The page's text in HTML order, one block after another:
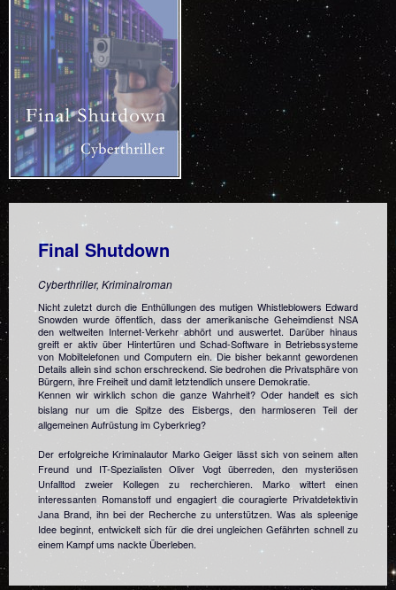
Final Shutdown
Cyberthriller, Kriminalroman
Nicht zuletzt durch die Enthüllungen des mutigen Whistleblowers Edward
Snowden wurde öffentlich, dass der amerikanische Geheimdienst NSA
den weltweiten Internet-Verkehr abhört und auswertet. Darüber hinaus
greift er aktiv über Hintertüren und Schad-Software in Betriebssysteme
von Mobiltelefonen und Computern ein. Die bisher bekannt gewordenen
Details allein sind schon erschreckend. Sie bedrohen die Privatsphäre von
Bürgern, ihre Freiheit und damit letztendlich unsere Demokratie.
Kennen wir wirklich schon die ganze Wahrheit? Oder handelt es sich
bislang nur um die Spitze des Eisbergs, den harmloseren Teil der
allgemeinen Aufrüstung im Cyberkrieg?
Der erfolgreiche Kriminalautor Marko Geiger lässt sich von seinem alten
Freund und IT-Spezialisten Oliver Vogt überreden, den mysteriösen
Unfalltod zweier Kollegen zu recherchieren. Marko wittert einen
interessanten Romanstoff und engagiert die couragierte Privatdetektivin
Jana Brand, ihn bei der Recherche zu unterstützen. Was als spleenige
Idee beginnt, entwickelt sich für die drei ungleichen Gefährten schnell zu
einem Kampf ums nackte Überleben.